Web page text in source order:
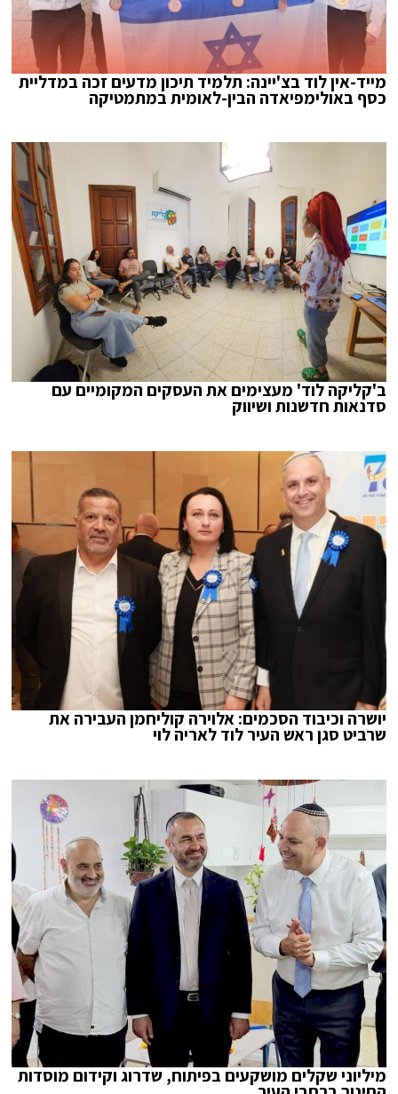
מייד-אין לוד בצ'יינה: תלמיד תיכון מדעים זכה במדליית
כסף באולימפיאדה הבין-לאומית במתמטיקה
ב'קליקה לוד' מעצימים את העסקים המקומיים עם
סדנאות חדשנות ושיווק
יושרה וכיבוד הסכמים: אלוירה קוליחמן העבירה את
שרביט סגן ראש העיר לוד לאריה לוי
מיליוני שקלים מושקעים בפיתוח, שדרוג וקידום מוסדות